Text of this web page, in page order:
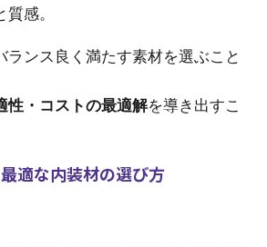
質感。
ランス良く満たす素材を選ぶこと
性・コストの最適解を導き出すこ
適な内装材の選び方